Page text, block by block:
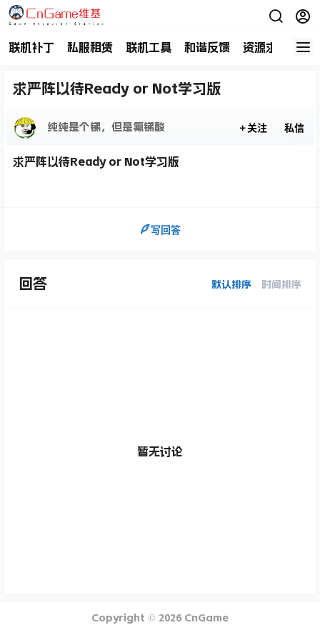
联机补丁 私服租赁 联机工具 和谐反馈 资源求助 商
求严阵以待Ready or Not学习版
纯纯是个锑，但是氟锑酸 关注 私信
求严阵以待Ready or Not学习版
写回答
回答 默认排序 时间排序
暂无讨论
Copyright © 2026 CnGame